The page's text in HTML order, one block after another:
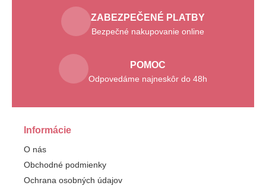
ZABEZPEČENÉ PLATBY
Bezpečné nakupovanie online
POMOC
Odpovedáme najneskôr do 48h
Informácie
O nás
Obchodné podmienky
Ochrana osobných údajov